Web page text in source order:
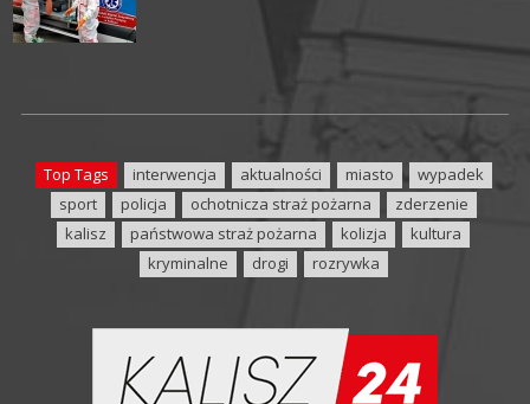
Top Tags interwencja aktualności miasto
wypadek
sport
policja ochotnicza straż pożarna
zderzenie
kalisz
państwowa straż pożarna kolizja
kultura
kryminalne
drogi rozrywka